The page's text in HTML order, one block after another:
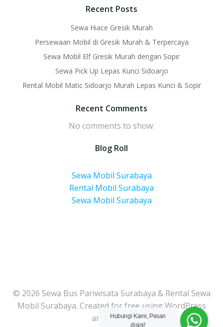
Recent Posts
Sewa Hiace Gresik Murah
Persewaan Mobil di Gresik Murah & Terpercaya
Sewa Mobil Elf Gresik Murah dengan Sopir
Sewa Pick Up Lepas Kunci Sidoarjo
Rental Mobil Matic Sidoarjo Murah Lepas Kunci & Sopir
Recent Comments
No comments to show.
Blog Roll
Sewa Mobil Surabaya
Rental Mobil Surabaya
Sewa Mobil Surabaya
© 2026 Sewa Bus Pariwisata Surabaya & Rental Sewa
Mobil Surabaya. Created for free using WordPress
and
Colibri
Hubungi Kami, Pesan
disini!